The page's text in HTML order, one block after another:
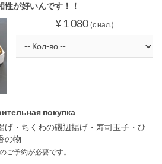
が好いんです！！
¥ 1 080 (с нал.)
покупка
げ・ちくわの磯辺揚げ・寿司玉子・ひ
の物
ご予約が必要です。